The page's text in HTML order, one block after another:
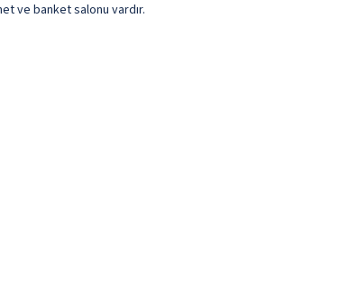
ve banket salonu vardır.